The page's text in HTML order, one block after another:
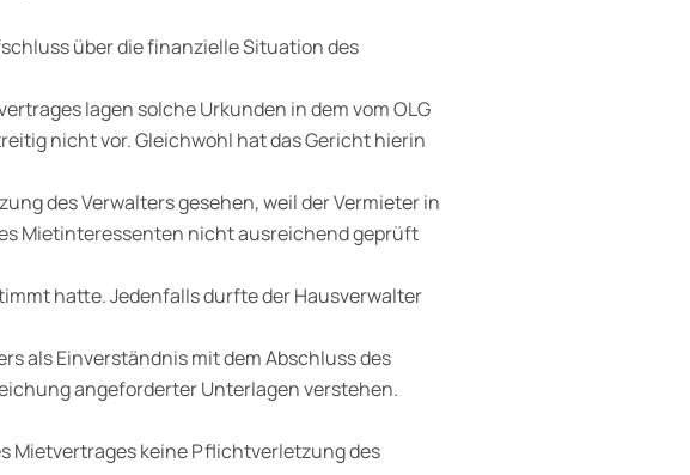
über die finanzielle Situation des
lagen solche Urkunden in dem vom OLG
nicht vor. Gleichwohl hat das Gericht hierin
des Verwalters gesehen, weil der Vermieter in
Mietinteressenten nicht ausreichend geprüft
hatte. Jedenfalls durfte der Hausverwalter
als Einverständnis mit dem Abschluss des
angeforderter Unterlagen verstehen.
Mietvertrages keine Pflichtverletzung des